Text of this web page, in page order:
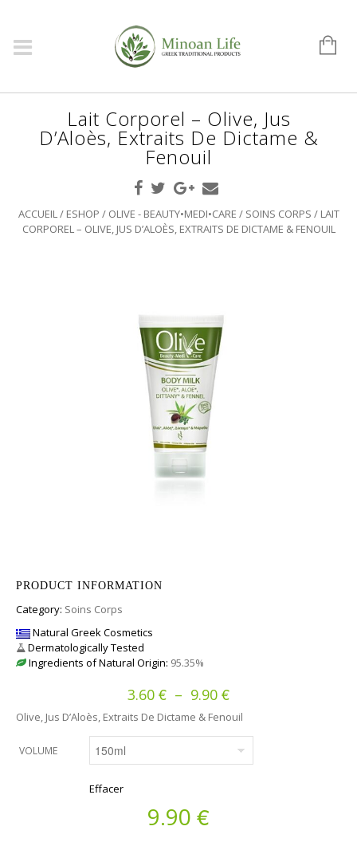
Lait Corporel – Olive, Jus
D’Aloès, Extraits De Dictame &
Fenouil
ACCUEIL/ ESHOP / OLIVE - BEAUTY•MEDI•CARE / SOINS CORPS / LAIT
CORPOREL – OLIVE, JUS D’ALOÈS, EXTRAITS DE DICTAME & FENOUIL
PRODUCT INFORMATION
Category: Soins Corps
Natural Greek Cosmetics
Dermatologically Tested
Ingredients of Natural Origin: 95.35%
3.60 € – 9.90 €Plage de prix :
Olive, Jus D’Aloès, Extraits De Dictame & Fenouil
VOLUME
Effacer
9.90 €